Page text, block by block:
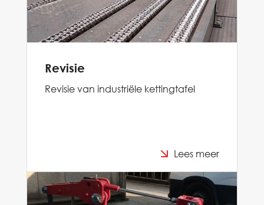
Revisie
Revisie van industriële kettingtafel
Lees meer